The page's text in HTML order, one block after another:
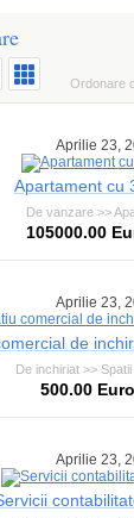
Ordonare
Aprilie 23,
Apartament cu
De vanzare >>
105000.00
Aprilie 23,
de
De inchiriat >>
500.00
Aprilie 23,